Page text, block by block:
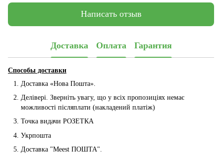
Написать отзыв
Доставка Оплата Гарантия
Способы доставки
Доставка «Нова Пошта».
Делівері. Зверніть увагу, що у всіх пропозиціях немає
можливості післяплати (накладений платіж)
Точка видачи РОЗЕТКА
Укрпошта
Доставка "Мeest ПОШТА".